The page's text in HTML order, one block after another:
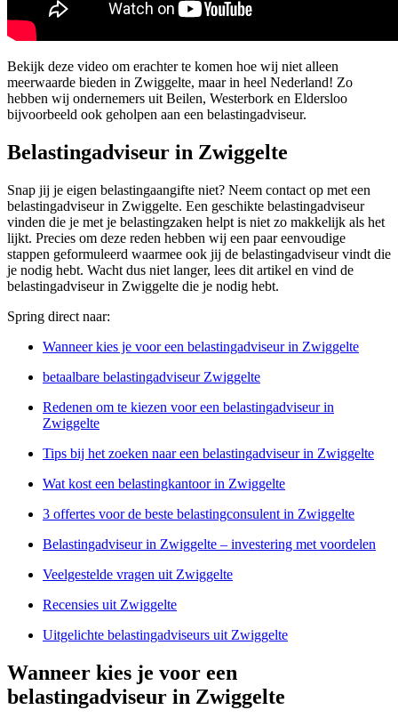
Bekijk deze video om erachter te komen hoe wij niet alleen
meerwaarde bieden in Zwiggelte, maar in heel Nederland! Zo
hebben wij ondernemers uit Beilen, Westerbork en Eldersloo
bijvoorbeeld ook geholpen aan een belastingadviseur.
Belastingadviseur in Zwiggelte
Snap jij je eigen belastingaangifte niet? Neem contact op met een
belastingadviseur in Zwiggelte. Een geschikte belastingadviseur
vinden die je met je belastingzaken helpt is niet zo makkelijk als het
lijkt. Precies om deze reden hebben wij een paar eenvoudige
stappen geformuleerd waarmee ook jij de belastingadviseur vindt die
je nodig hebt. Wacht dus niet langer, lees dit artikel en vind de
belastingadviseur in Zwiggelte die je nodig hebt.
Spring direct naar:
Wanneer kies je voor een belastingadviseur in Zwiggelte
betaalbare belastingadviseur Zwiggelte
Redenen om te kiezen voor een belastingadviseur in
Zwiggelte
Tips bij het zoeken naar een belastingadviseur in Zwiggelte
Wat kost een belastingkantoor in Zwiggelte
3 offertes voor de beste belastingconsulent in Zwiggelte
Belastingadviseur in Zwiggelte – investering met voordelen
Veelgestelde vragen uit Zwiggelte
Recensies uit Zwiggelte
Uitgelichte belastingadviseurs uit Zwiggelte
Wanneer kies je voor een
belastingadviseur in Zwiggelte